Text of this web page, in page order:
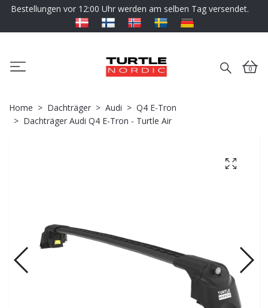
Bestellungen vor 12:00 Uhr werden am selben Tag versendet.
0
Home Dachträger Audi
Q4 E-Tron
Dachträger Audi Q4 E-Tron - Turtle Air